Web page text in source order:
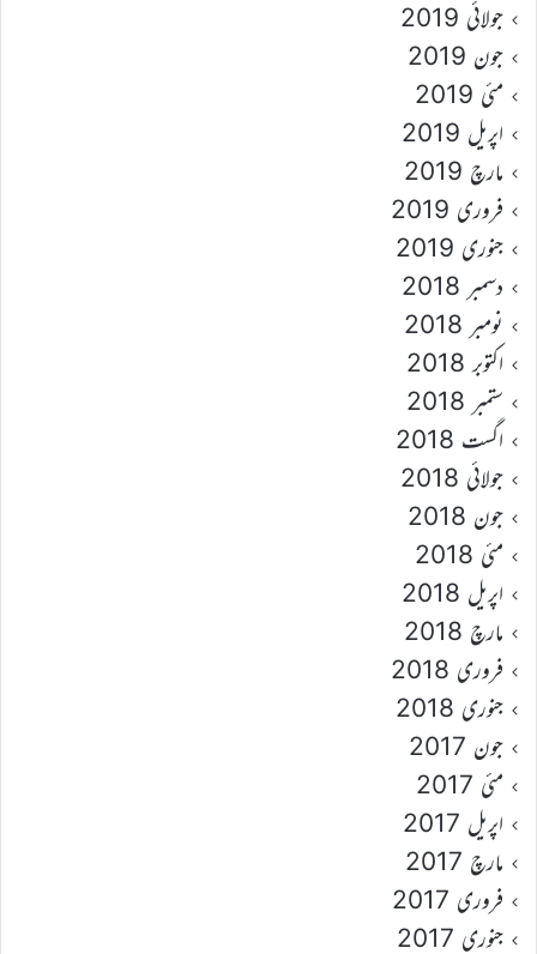
جولائی 2019
جون 2019
مئی 2019
اپریل 2019
مارچ 2019
فروری 2019
جنوری 2019
دسمبر 2018
نومبر 2018
اکتوبر 2018
ستمبر 2018
اگست 2018
جولائی 2018
جون 2018
مئی 2018
اپریل 2018
مارچ 2018
فروری 2018
جنوری 2018
جون 2017
مئی 2017
اپریل 2017
مارچ 2017
فروری 2017
جنوری 2017